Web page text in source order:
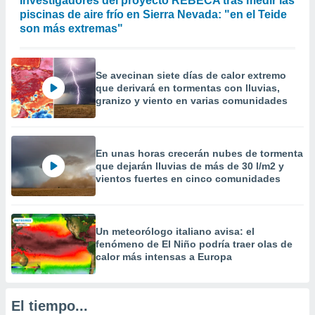
crear un
uso de
la
contenido
medir el
de la
de
o a través
de
de
uso de
con el
piscinas de aire frío en Sierra Nevada: "en el Teide
son más extremas"
Se avecinan siete días de calor extremo
que derivará en tormentas con lluvias,
granizo y viento en varias comunidades
En unas horas crecerán nubes de tormenta
que dejarán lluvias de más de 30 l/m2 y
vientos fuertes en cinco comunidades
Un meteorólogo italiano avisa: el
fenómeno de El Niño podría traer olas de
calor más intensas a Europa
El tiempo...